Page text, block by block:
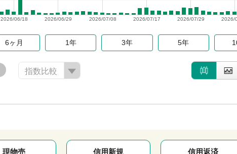
2026/
2026/07/29
2026/07/17
2026/07/08
2026/06/29
2026/06/18
6ヶ月 1年 3年 5年
指数比較
現物売 信用新規 信用返済